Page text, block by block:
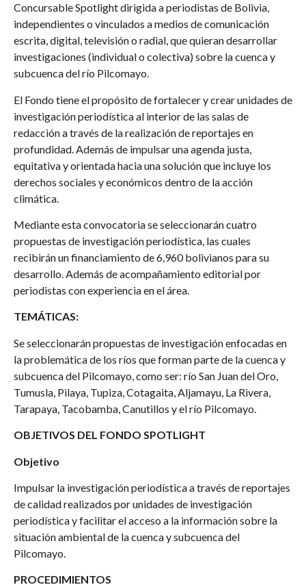
Concursable Spotlight dirigida a periodistas de Bolivia,
independientes o vinculados a medios de comunicación
escrita, digital, televisión o radial, que quieran desarrollar
investigaciones (individual o colectiva) sobre la cuenca y
subcuenca del río Pilcomayo.
El Fondo tiene el propósito de fortalecer y crear unidades de
investigación periodística al interior de las salas de
redacción a través de la realización de reportajes en
profundidad. Además de impulsar una agenda justa,
equitativa y orientada hacia una solución que incluye los
derechos sociales y económicos dentro de la acción
climática.
Mediante esta convocatoria se seleccionarán cuatro
propuestas de investigación periodística, las cuales
recibirán un financiamiento de 6,960 bolivianos para su
desarrollo. Además de acompañamiento editorial por
periodistas con experiencia en el área.
TEMÁTICAS:
Se seleccionarán propuestas de investigación enfocadas en
la problemática de los ríos que forman parte de la cuenca y
subcuenca del Pilcomayo, como ser: río San Juan del Oro,
Tumusla, Pilaya, Tupiza, Cotagaita, Aljamayu, La Rivera,
Tarapaya, Tacobamba, Canutillos y el río Pilcomayo.
OBJETIVOS DEL FONDO SPOTLIGHT
Objetivo
Impulsar la investigación periodística a través de reportajes
de calidad realizados por unidades de investigación
periodística y facilitar el acceso a la información sobre la
situación ambiental de la cuenca y subcuenca del
Pilcomayo.
PROCEDIMIENTOS